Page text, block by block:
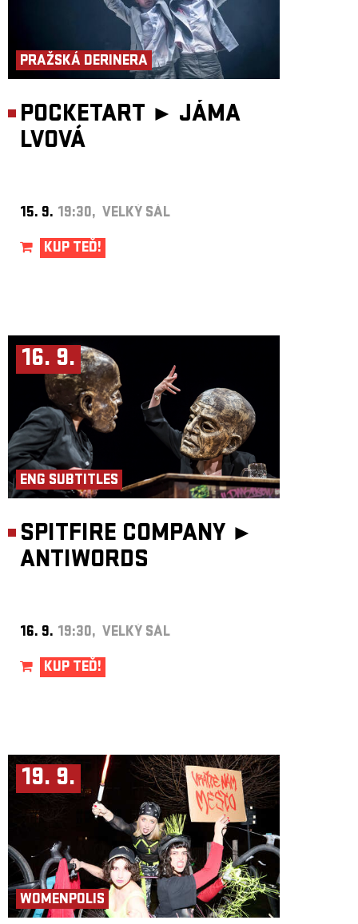
PRAŽSKÁ DERINERA
POCKETART ► JÁMA
LVOVÁ
15. 9. 19:30, VELKÝ SÁL
KUP TEĎ!
16. 9.
ENG SUBTITLES
SPITFIRE COMPANY ►
ANTIWORDS
16. 9. 19:30, VELKÝ SÁL
KUP TEĎ!
19. 9.
WOMENPOLIS